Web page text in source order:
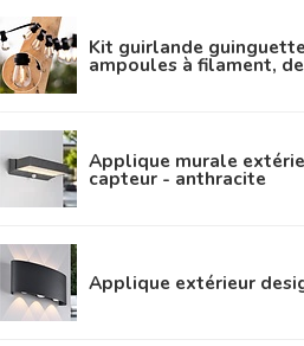
Kit guirlande
ampoules à filament,
Applique murale
capteur - anthracite
Applique extérieur